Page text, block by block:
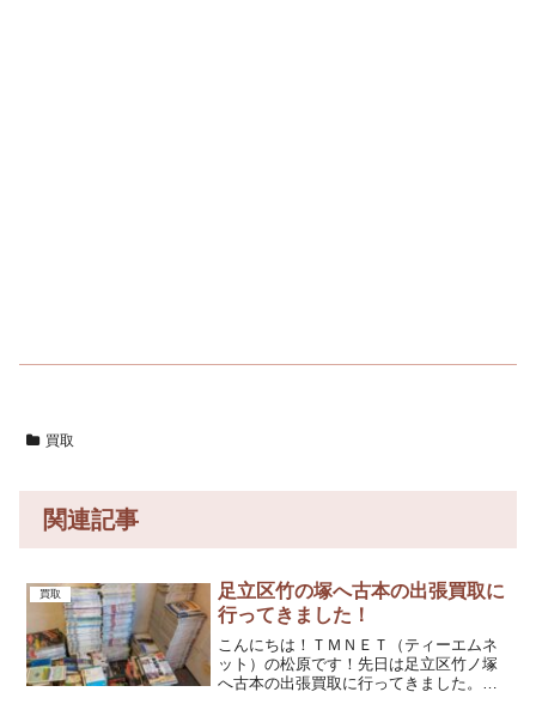
買取
関連記事
買取
足立区竹の塚へ古本の出張買取に
行ってきました！
こんにちは！ＴＭＮＥＴ（ティーエムネ
ット）の松原です！先日は足立区竹ノ塚
へ古本の出張買取に行ってきました。行